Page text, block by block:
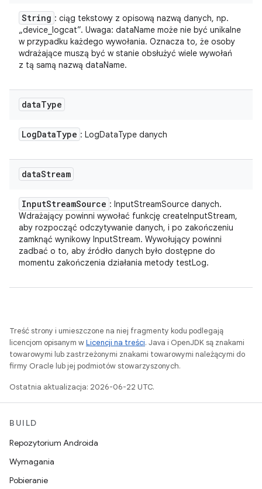
String : ciąg tekstowy z opisową nazwą danych, np.
„device_logcat”. Uwaga: dataName może nie być unikalne
w przypadku każdego wywołania. Oznacza to, że osoby
wdrażające muszą być w stanie obsłużyć wiele wywołań
z tą samą nazwą dataName.
dataType
LogDataType : LogDataType danych
dataStream
InputStreamSource : InputStreamSource danych.
Wdrażający powinni wywołać funkcję createInputStream,
aby rozpocząć odczytywanie danych, i po zakończeniu
zamknąć wynikowy InputStream. Wywołujący powinni
zadbać o to, aby źródło danych było dostępne do
momentu zakończenia działania metody testLog.
Treść strony i umieszczone na niej fragmenty kodu podlegają
licencjom opisanym wLicencji na treści. Java i OpenJDK są znakami
towarowymi lub zastrzeżonymi znakami towarowymi należącymi do
firmy Oracle lub jej podmiotów stowarzyszonych.
Ostatnia aktualizacja: 2026-06-22 UTC.
BUILD
Repozytorium Androida
Wymagania
Pobieranie